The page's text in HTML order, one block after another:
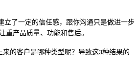
立了一定的信任感，跟你沟通只是做进一步
重产品质量、功能和售后。
来的客户是哪种类型呢？导致这3种结果的